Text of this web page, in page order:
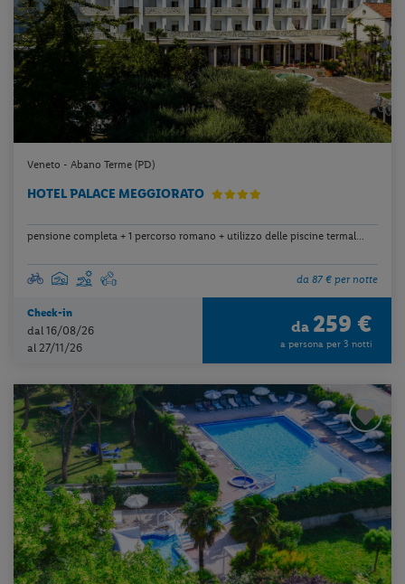
Veneto - Abano Terme (PD)
HOTEL PALACE MEGGIORATO
pensione completa + 1 percorso romano + utilizzo delle piscine termal...
da 87 € per notte
Check-in
dal 16/08/26
al 27/11/26
da 259 €
a persona per 3 notti